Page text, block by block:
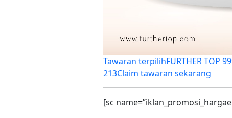
Tawaran terpilihFURTHER TOP
213Claim tawaran sekarang
[sc